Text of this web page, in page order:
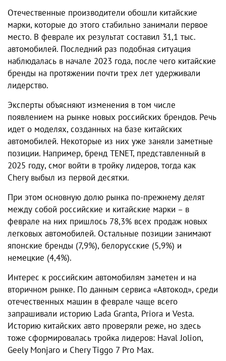
Отечественные производители обошли китайские
марки, которые до этого стабильно занимали первое
место. В феврале их результат составил 31,1 тыс.
автомобилей. Последний раз подобная ситуация
наблюдалась в начале 2023 года, после чего китайские
бренды на протяжении почти трех лет удерживали
лидерство.
Эксперты объясняют изменения в том числе
появлением на рынке новых российских брендов. Речь
идет о моделях, созданных на базе китайских
автомобилей. Некоторые из них уже заняли заметные
позиции. Например, бренд TENET, представленный в
2025 году, смог войти в тройку лидеров, тогда как
Chery выбыл из первой десятки.
При этом основную долю рынка по-прежнему делят
между собой российские и китайские марки – в
феврале на них пришлось 78,3% всех продаж новых
легковых автомобилей. Остальные позиции занимают
японские бренды (7,9%), белорусские (5,9%) и
немецкие (4,4%).
Интерес к российским автомобилям заметен и на
вторичном рынке. По данным сервиса «Автокод», среди
отечественных машин в феврале чаще всего
запрашивали историю Lada Granta, Priora и Vesta.
Историю китайских авто проверяли реже, но здесь
тоже сформировалась тройка лидеров: Haval Jolion,
Geely Monjaro и Chery Tiggo 7 Pro Max.